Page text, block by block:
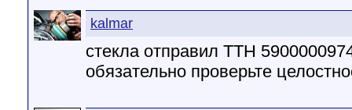
kalmar
стекла отправил ТТН
обязательно проверьте